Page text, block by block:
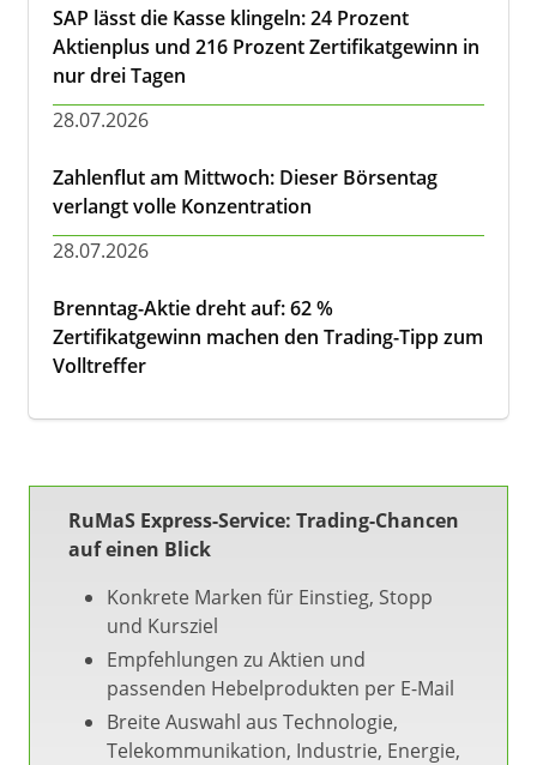
SAP lässt die Kasse klingeln: 24 Prozent
Aktienplus und 216 Prozent Zertifikatgewinn in
nur drei Tagen
28.07.2026
Zahlenflut am Mittwoch: Dieser Börsentag
verlangt volle Konzentration
28.07.2026
Brenntag-Aktie dreht auf: 62 %
Zertifikatgewinn machen den Trading-Tipp zum
Volltreffer
RuMaS Express-Service: Trading-Chancen
auf einen Blick
Konkrete Marken für Einstieg, Stopp
und Kursziel
Empfehlungen zu Aktien und
passenden Hebelprodukten per E-Mail
Breite Auswahl aus Technologie,
Telekommunikation, Industrie, Energie,